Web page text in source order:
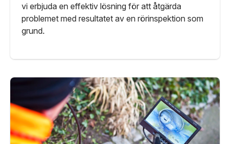
vi erbjuda en effektiv lösning för att åtgärda
problemet med resultatet av en rörinspektion som
grund.